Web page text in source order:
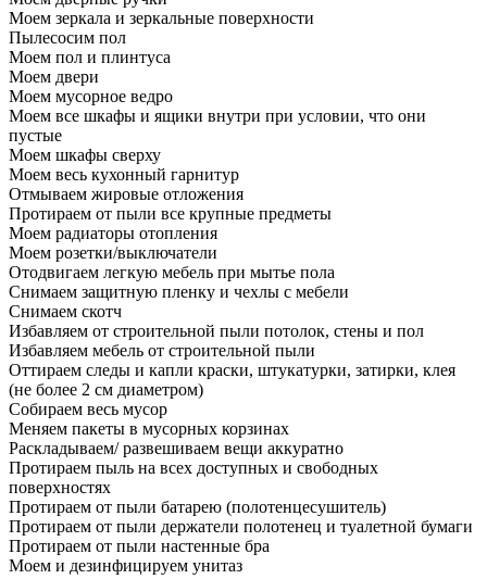
Моем зеркала и зеркальные поверхности
Пылесосим пол
Моем пол и плинтуса
Моем двери
Моем мусорное ведро
Моем все шкафы и ящики внутри при условии, что они
пустые
Моем шкафы сверху
Моем весь кухонный гарнитур
Отмываем жировые отложения
Протираем от пыли все крупные предметы
Моем радиаторы отопления
Моем розетки/выключатели
Отодвигаем легкую мебель при мытье пола
Снимаем защитную пленку и чехлы с мебели
Снимаем скотч
Избавляем от строительной пыли потолок, стены и пол
Избавляем мебель от строительной пыли
Оттираем следы и капли краски, штукатурки, затирки, клея
(не более 2 см диаметром)
Собираем весь мусор
Меняем пакеты в мусорных корзинах
Раскладываем/ развешиваем вещи аккуратно
Протираем пыль на всех доступных и свободных
поверхностях
Протираем от пыли батарею (полотенцесушитель)
Протираем от пыли держатели полотенец и туалетной бумаги
Протираем от пыли настенные бра
Моем и дезинфицируем унитаз